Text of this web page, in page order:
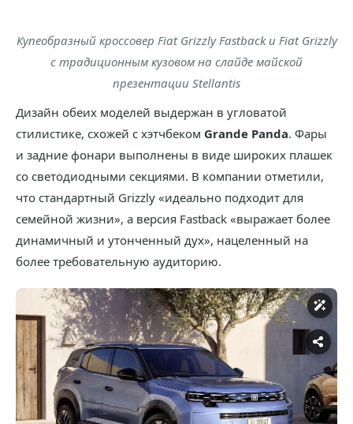
Купеобразный кроссовер Fiat Grizzly Fastback и Fiat Grizzly
с традиционным кузовом на слайде майской
презентации Stellantis
Дизайн обеих моделей выдержан в угловатой
стилистике, схожей с хэтчбеком Grande Panda. Фары
и задние фонари выполнены в виде широких плашек
со светодиодными секциями. В компании отметили,
что стандартный Grizzly «идеально подходит для
семейной жизни», а версия Fastback «выражает более
динамичный и утонченный дух», нацеленный на
более требовательную аудиторию.